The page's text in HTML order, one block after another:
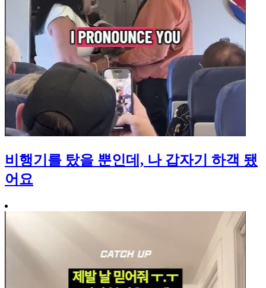
비행기를 탔을 뿐인데, 나 갑자기 하객 됐
어요